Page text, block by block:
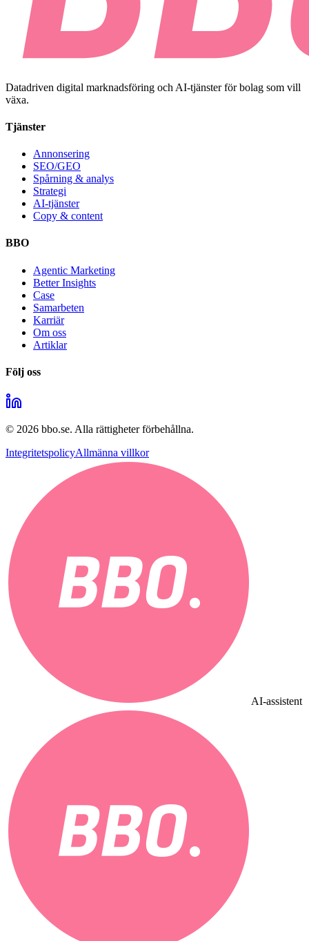
Datadriven digital marknadsföring och AI-tjänster för bolag som vill
växa.
Tjänster
Annonsering
SEO/GEO
Spårning & analys
Strategi
AI-tjänster
Copy & content
BBO
Agentic Marketing
Better Insights
Case
Samarbeten
Karriär
Om oss
Artiklar
Följ oss
© 2026 bbo.se. Alla rättigheter förbehållna.
IntegritetspolicyAllmänna villkor
AI-assistent